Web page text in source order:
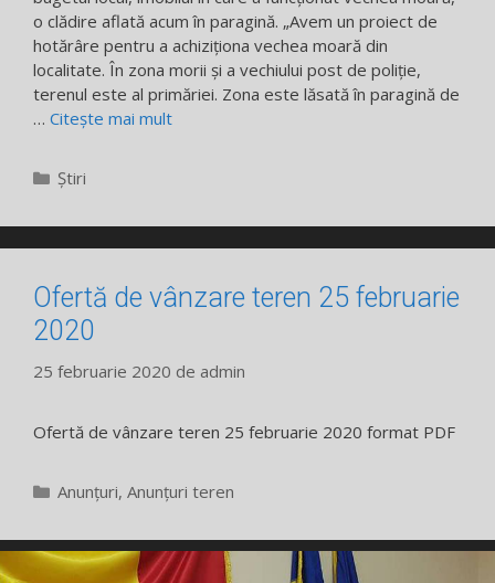
o clădire aflată acum în paragină. „Avem un proiect de
hotărâre pentru a achiziționa vechea moară din
localitate. În zona morii și a vechiului post de poliție,
terenul este al primăriei. Zona este lăsată în paragină de
… Citește mai mult
Categorii
Știri
Ofertă de vânzare teren 25 februarie
2020
25 februarie 2020 de admin
Ofertă de vânzare teren 25 februarie 2020 format PDF
Categorii
Anunțuri, Anunțuri teren